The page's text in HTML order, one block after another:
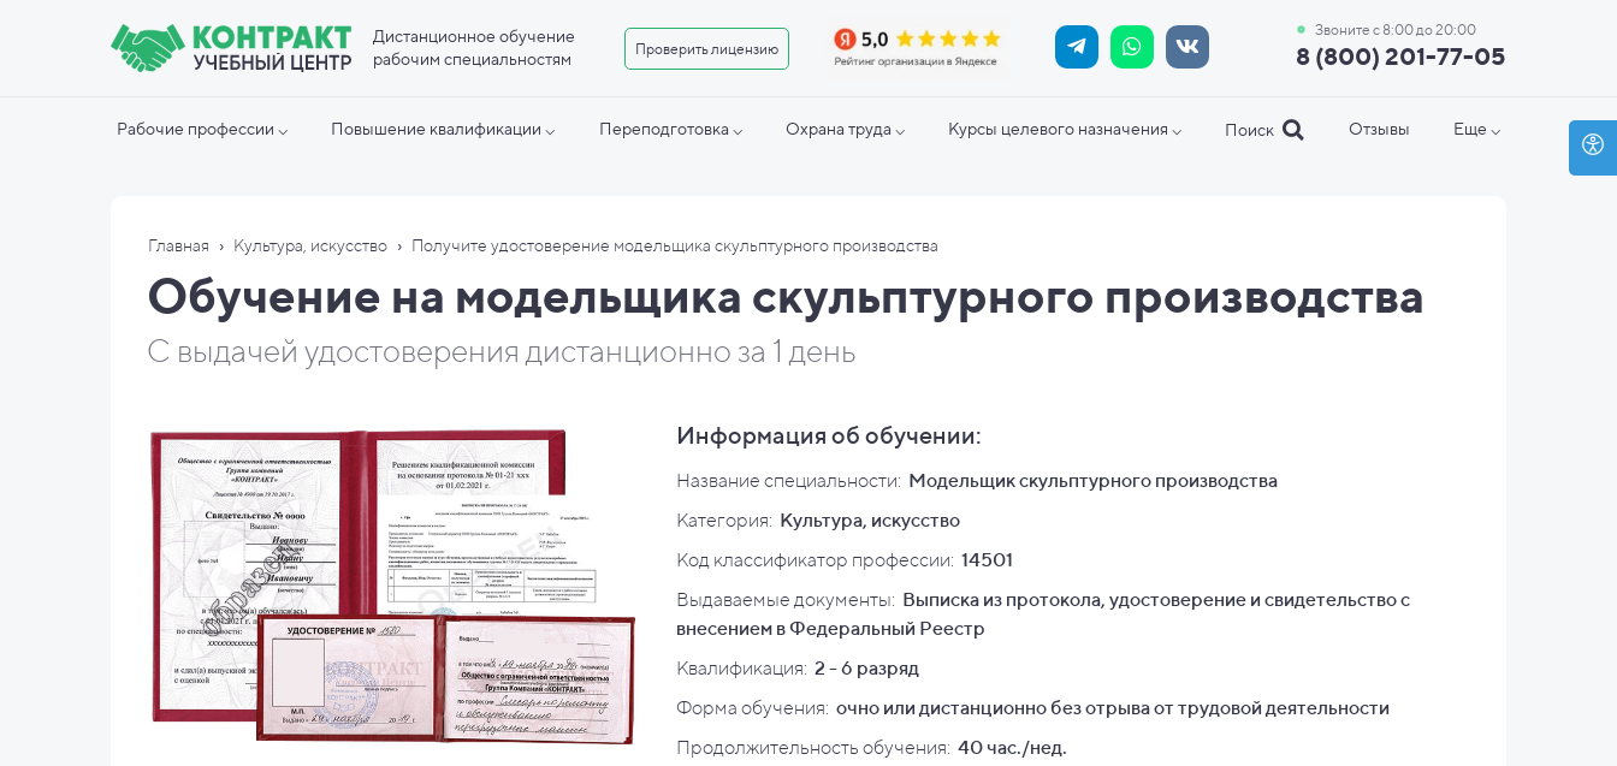
8 (800) 201-77-05
Проверить лицензию
Звоните с 8:00 до 20:00
Дистанционное обучение
рабочим специальностям
Рабочие профессии ⌵ Повышение квалификации ⌵ Переподготовка ⌵ Охрана труда ⌵ Курсы целевого назначения ⌵ Поиск Отзывы Еще ⌵
Главная › Культура, искусство › Получите удостоверение модельщика скульптурного производства
Обучение на модельщика скульптурного производства
С выдачей удостоверения дистанционно за 1 день
Информация об обучении:
Название специальности: Модельщик скульптурного производства
Категория: Культура, искусство
Код классификатор профессии: 14501
Выдаваемые документы: Выписка из протокола, удостоверение и свидетельство с
внесением в Федеральный Реестр
Квалификация: 2 - 6 разряд
Форма обучения: очно или дистанционно без отрыва от трудовой деятельности
Продолжительность обучения: 40 час./нед.